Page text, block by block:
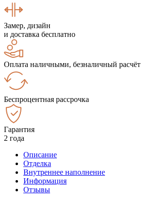
Замер, дизайн
и доставка бесплатно
Оплата наличными, безналичный расчёт
Беспроцентная рассрочка
Гарантия
2 года
Описание
Отделка
Внутреннее наполнение
Информация
Отзывы